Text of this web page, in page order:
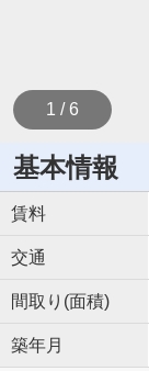
1 / 6
基本情報
賃料
交通
間取り(面積)
築年月